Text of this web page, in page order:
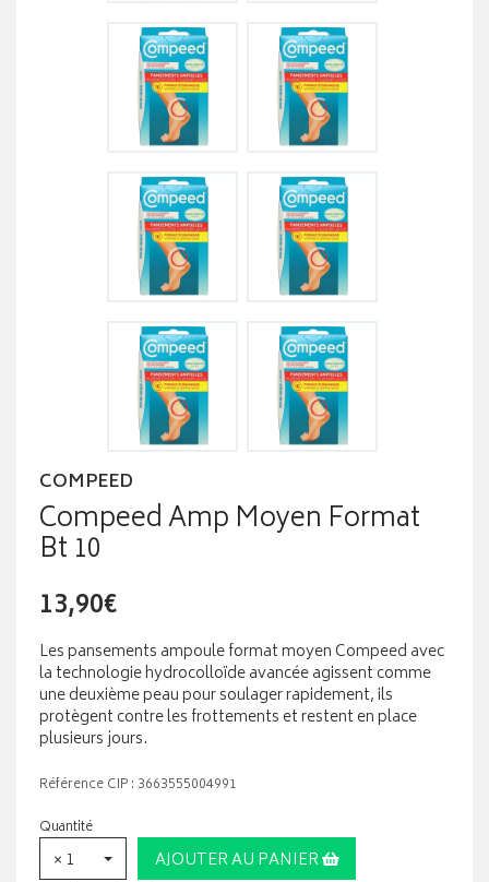
COMPEED
Compeed Amp Moyen Format
Bt 10
13,90€
Les pansements ampoule format moyen Compeed avec
la technologie hydrocolloïde avancée agissent comme
une deuxième peau pour soulager rapidement, ils
protègent contre les frottements et restent en place
plusieurs jours.
Référence CIP : 3663555004991
Quantité
× 1
AJOUTER AU PANIER